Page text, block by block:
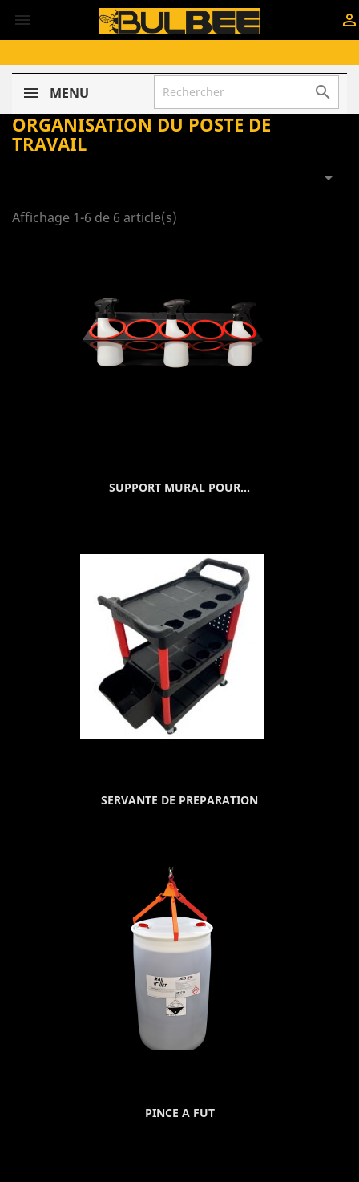
 
MENU 
ORGANISATION DU POSTE DE
TRAVAIL

Affichage 1-6 de 6 article(s)
SUPPORT MURAL POUR...
SERVANTE DE PREPARATION
PINCE A FUT